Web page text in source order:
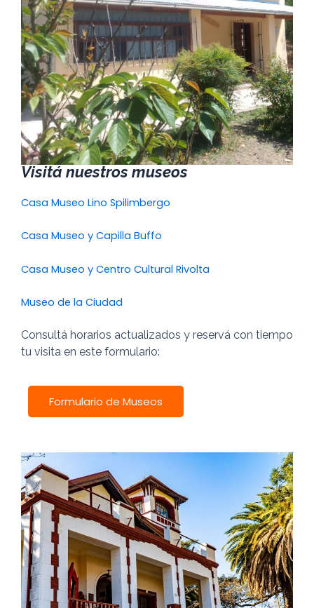
Visitá nuestros museos
Casa Museo Lino Spilimbergo
Casa Museo y Capilla Buffo
Casa Museo y Centro Cultural Rivolta
Museo de la Ciudad
Consultá horarios actualizados y reservá con tiempo
tu visita en este formulario:
Formulario de Museos